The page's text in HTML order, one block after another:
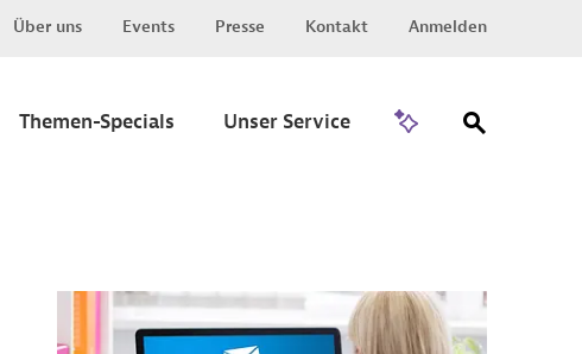
Über uns Events Presse Kontakt Anmelden
Themen-Specials Unser Service